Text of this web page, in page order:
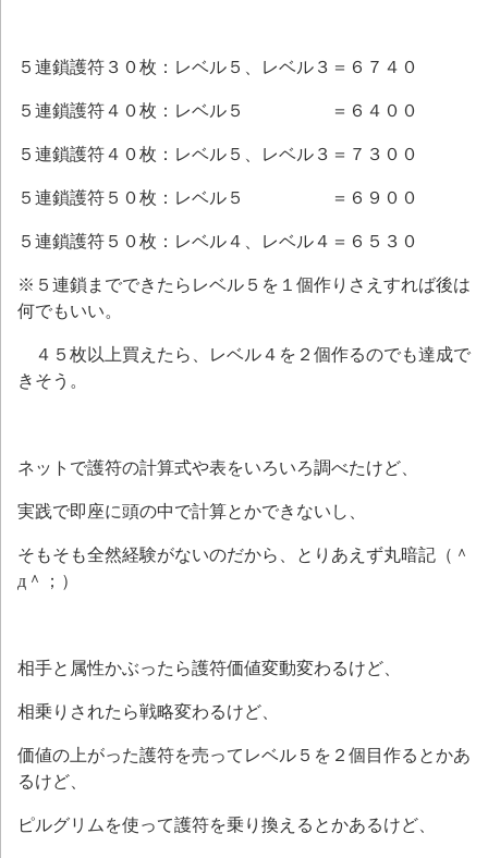
５連鎖護符３０枚：レベル５、レベル３＝６７４０
５連鎖護符４０枚：レベル５ ＝６４００
５連鎖護符４０枚：レベル５、レベル３＝７３００
５連鎖護符５０枚：レベル５ ＝６９００
５連鎖護符５０枚：レベル４、レベル４＝６５３０
※５連鎖までできたらレベル５を１個作りさえすれば後は
何でもいい。
４５枚以上買えたら、レベル４を２個作るのでも達成で
きそう。
ネットで護符の計算式や表をいろいろ調べたけど、
実践で即座に頭の中で計算とかできないし、
そもそも全然経験がないのだから、とりあえず丸暗記（＾
д＾；）
相手と属性かぶったら護符価値変動変わるけど、
相乗りされたら戦略変わるけど、
価値の上がった護符を売ってレベル５を２個目作るとかあ
るけど、
ピルグリムを使って護符を乗り換えるとかあるけど、